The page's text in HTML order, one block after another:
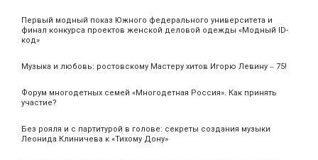
Первый модный показ Южного федерального университета и
финал конкурса проектов женской деловой одежды «Модный ID-
код»
Музыка и любовь: ростовскому Мастеру хитов Игорю Левину ‒ 75!
Форум многодетных семей «Многодетная Россия». Как принять
участие?
Без рояля и с партитурой в голове: секреты создания музыки
Леонида Клиничева к «Тихому Дону»